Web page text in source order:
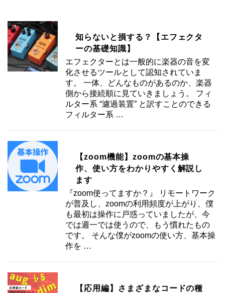
知らないと損する？【エフェクタ
ーの基礎知識】
エフェクターとは一般的に楽器の音を変
化させるツールとして認知されていま
す。 一体、どんなものがあるのか、楽器
側から接続順に見ていきましょう。 フィ
ルター系 “濾過装置” と訳すことのできる
フィルター系 …
【zoom機能】zoomの基本操
作、使い方をわかりやすく解説し
ます
『zoom使ってますか？』 リモートワーク
が普及し、zoomの利用頻度が上がり、僕
も最初は操作に戸惑っていましたが、今
では週一では使うので、もう慣れたもの
です。 そんな僕がzoomの使い方、基本操
作を …
【応用編】さまざまなコードの種